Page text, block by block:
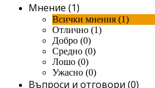
Мнение (1)
Всички мнения (1)
Отлично (1)
Добро (0)
Средно (0)
Лошо (0)
Ужасно (0)
Въпроси и отговори (0)